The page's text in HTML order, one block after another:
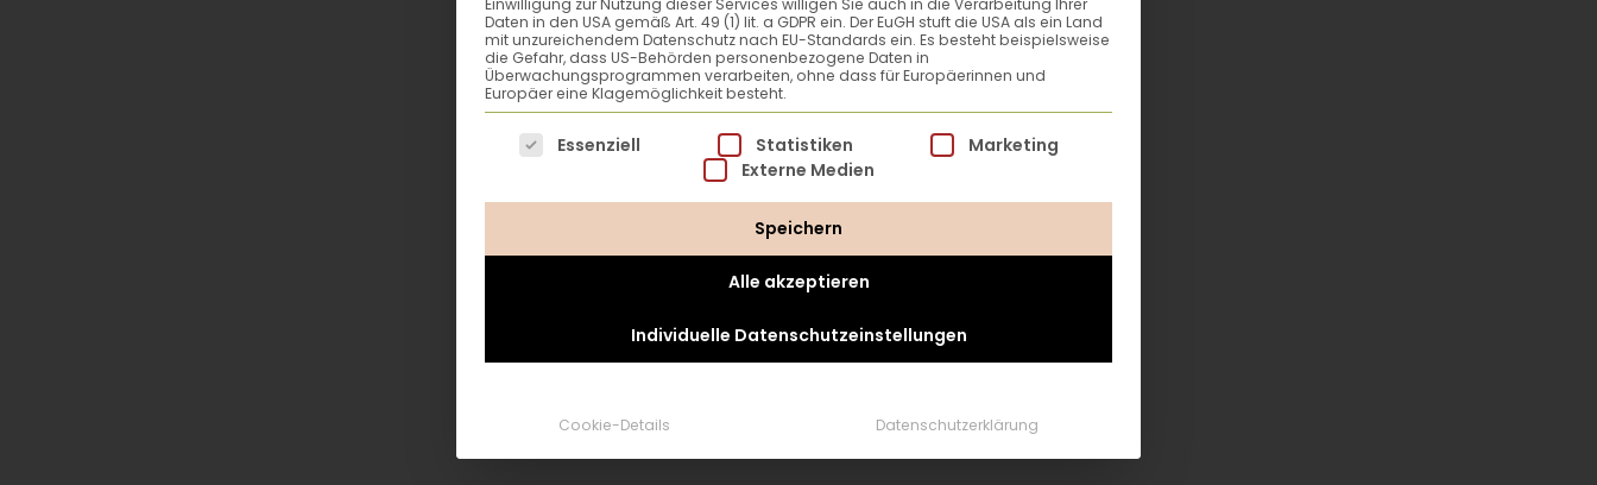
Tomaten gibt’s in (fast) allen Formen und Farben – welche
Daten in den USA gemäß Art. 49 (1) lit. a GDPR ein. Der EuGH stuft die USA als ein Land
mit unzureichendem Datenschutz nach EU-Standards ein. Es besteht beispielsweise
die Gefahr, dass US-Behörden personenbezogene Daten in
Überwachungsprogrammen verarbeiten, ohne dass für Europäerinnen und
Europäer eine Klagemöglichkeit besteht.
Es folgt eine Liste der Service-Gruppen, für die eine Einwilligung erteilt werden kann. Die erste Service-Gruppe ist
Essenziell Statistiken
Marketing
Externe Medien
Speichern
Alle akzeptieren
Individuelle Datenschutzeinstellungen
Cookie-Details Datenschutzerklärung